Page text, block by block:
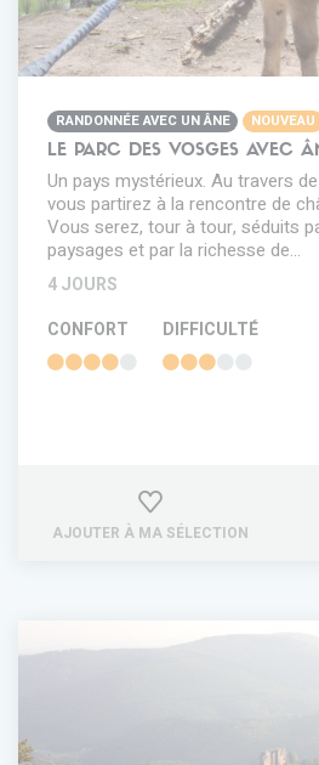
RANDONNÉE AVEC UN ÂNE NOUVEAU
LE PARC DES VOSGES AVEC
Un pays mystérieux. Au travers
vous partirez à la rencontre de
Vous serez, tour à tour, séduits
paysages et par la richesse de…
4 JOURS
CONFORT
DIFFICULTÉ
AJOUTER À MA SÉLECTION